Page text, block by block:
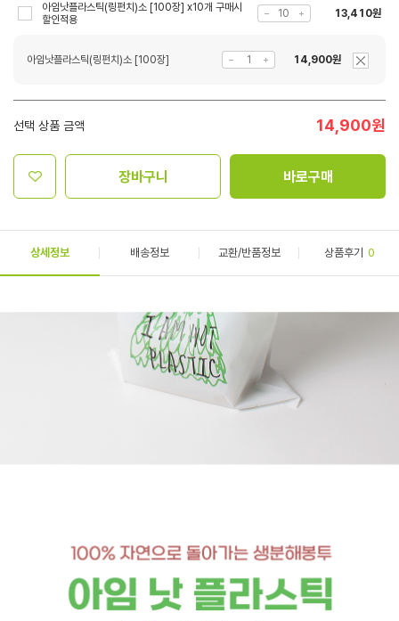
아임낫플라스틱(링펀치)소 [100장] x10개 구매시
할인적용
13,410원
아임낫플라스틱(링펀치)소 [100장] 14,900원
선택 상품 금액 14,900원
장바구니 바로구매
상세정보 배송정보 교환/반품정보 상품후기 0